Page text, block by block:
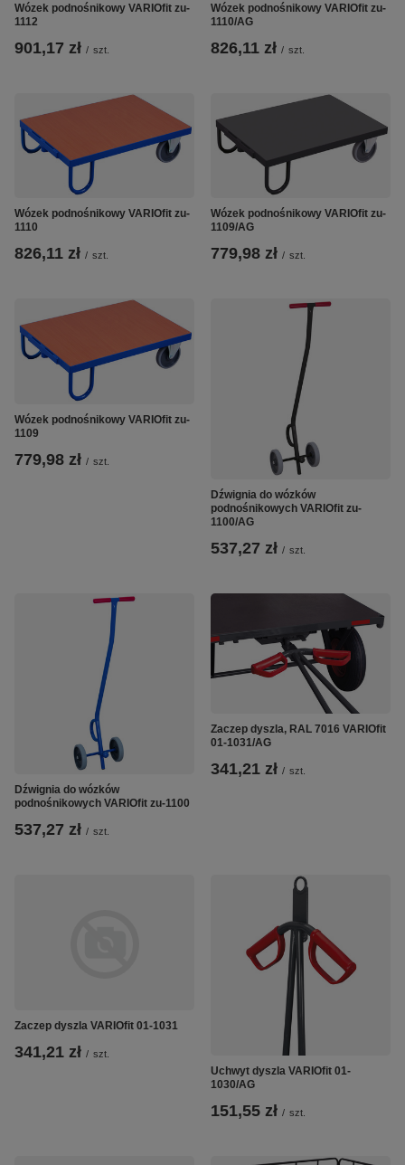
Wózek podnośnikowy VARIOfit zu-
1112
901,17 zł / szt.
Wózek podnośnikowy VARIOfit zu-
1110/AG
826,11 zł / szt.
Wózek podnośnikowy VARIOfit zu-
1110
826,11 zł / szt.
Wózek podnośnikowy VARIOfit zu-
1109/AG
779,98 zł / szt.
Wózek podnośnikowy VARIOfit zu-
1109
779,98 zł / szt.
Dźwignia do wózków
podnośnikowych VARIOfit zu-
1100/AG
537,27 zł / szt.
Dźwignia do wózków
podnośnikowych VARIOfit zu-1100
537,27 zł / szt.
Zaczep dyszla, RAL 7016 VARIOfit
01-1031/AG
341,21 zł / szt.
Zaczep dyszla VARIOfit 01-1031
341,21 zł / szt.
Uchwyt dyszla VARIOfit 01-
1030/AG
151,55 zł / szt.